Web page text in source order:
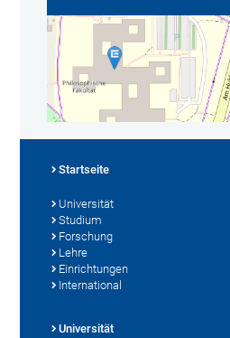
Startseite
Universität
Studium
Forschung
Lehre
Einrichtungen
International
Universität